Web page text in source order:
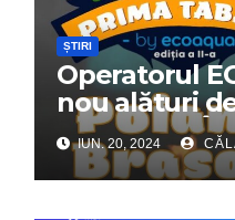
ȘTIRI
Operatorul
nou alături
călărășeni.
Tabără”!
IUN. 20, 2024